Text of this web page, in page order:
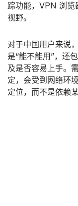
踪功能，VPN 浏览
视野。
对于中国用户来说
是“能不能用”，还
及是否容易上手。
定，会受到网络环
定位，而不是依赖